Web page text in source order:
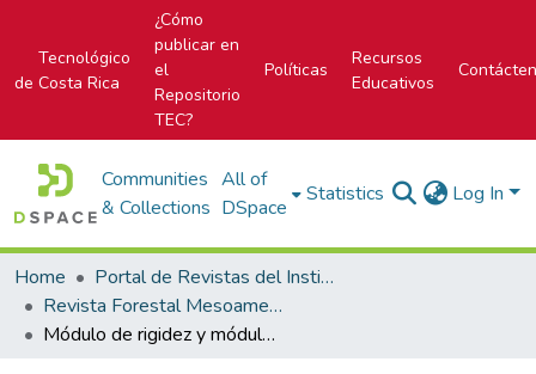
Tecnológico
de Costa Rica
¿Cómo
publicar en
el
Repositorio
TEC?
Políticas
Recursos
Educativos
Communities
& Collections
All of
DSpace
Statistics Log In
Home
Portal de Revistas del Instituto Tecnológico de Costa Rica
Revista Forestal Mesoamericana Kurú
Módulo de rigidez y módulo dinámico de la madera de Acer saccharum Marshall y Thuja plicata L.